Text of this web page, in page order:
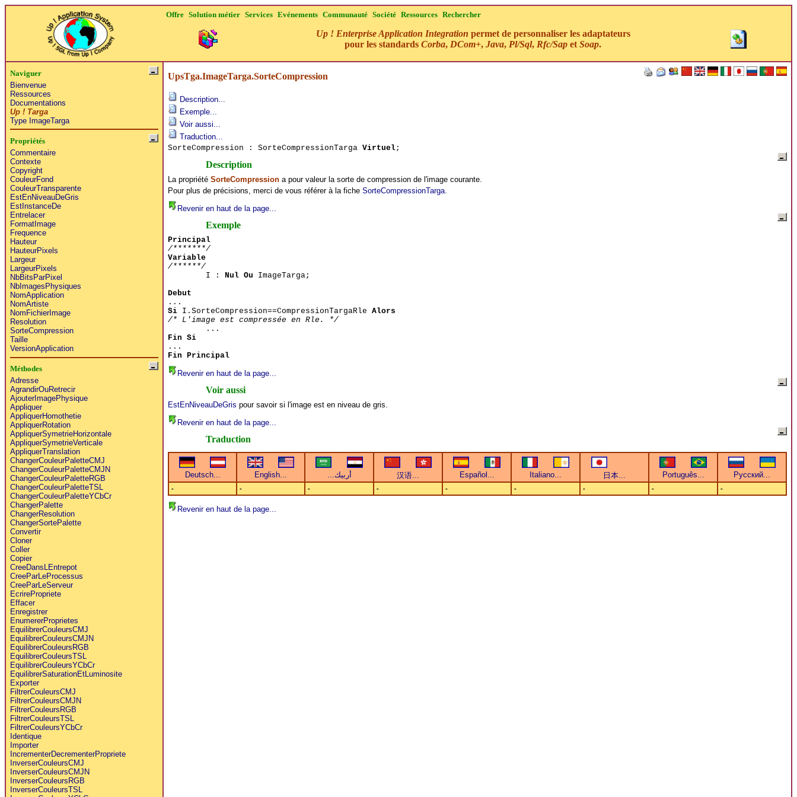
Offre Solution métier Services Evénements Communauté Société Ressources Rechercher
Up ! Enterprise Application Integration permet de personnaliser les adaptateurs
pour les standards Corba, DCom+, Java, Pl/Sql, Rfc/Sap et Soap.
Naviguer
Bienvenue
Ressources
Documentations
Up ! Targa
Type ImageTarga
Propriétés
Commentaire
Contexte
Copyright
CouleurFond
CouleurTransparente
EstEnNiveauDeGris
EstInstanceDe
Entrelacer
FormatImage
Frequence
Hauteur
HauteurPixels
Largeur
LargeurPixels
NbBitsParPixel
NbImagesPhysiques
NomApplication
NomArtiste
NomFichierImage
Resolution
SorteCompression
Taille
VersionApplication
Méthodes
Adresse
AgrandirOuRetrecir
AjouterImagePhysique
Appliquer
AppliquerHomothetie
AppliquerRotation
AppliquerSymetrieHorizontale
AppliquerSymetrieVerticale
AppliquerTranslation
ChangerCouleurPaletteCMJ
ChangerCouleurPaletteCMJN
ChangerCouleurPaletteRGB
ChangerCouleurPaletteTSL
ChangerCouleurPaletteYCbCr
ChangerPalette
ChangerResolution
ChangerSortePalette
Convertir
Cloner
Coller
Copier
CreeDansLEntrepot
CreeParLeProcessus
CreeParLeServeur
EcrirePropriete
Effacer
Enregistrer
EnumererProprietes
EquilibrerCouleursCMJ
EquilibrerCouleursCMJN
EquilibrerCouleursRGB
EquilibrerCouleursTSL
EquilibrerCouleursYCbCr
EquilibrerSaturationEtLuminosite
Exporter
FiltrerCouleursCMJ
FiltrerCouleursCMJN
FiltrerCouleursRGB
FiltrerCouleursTSL
FiltrerCouleursYCbCr
Identique
Importer
IncrementerDecrementerPropriete
InverserCouleursCMJ
InverserCouleursCMJN
InverserCouleursRGB
InverserCouleursTSL
UpsTga.ImageTarga.SorteCompression
Description...
Exemple...
Voir aussi...
Traduction...
SorteCompression : SorteCompressionTarga Virtuel;
Description
La propriété SorteCompressiona pour valeur la sorte de compression de l'image courante.
Pour plus de précisions, merci de vous référer à la fiche SorteCompressionTarga.
Revenir en haut de la page...
Exemple
Principal
/*******/
Variable
/******/
I : Nul Ou ImageTarga;
Debut
...
SiI.SorteCompression==CompressionTargaRle Alors
/* L'image est compressée en Rle. */
...
Fin Si
...
Fin Principal
Revenir en haut de la page...
Voir aussi
EstEnNiveauDeGris pour savoir si l'image est en niveau de gris.
Revenir en haut de la page...
Traduction
- - - - - - - - -
Revenir en haut de la page...